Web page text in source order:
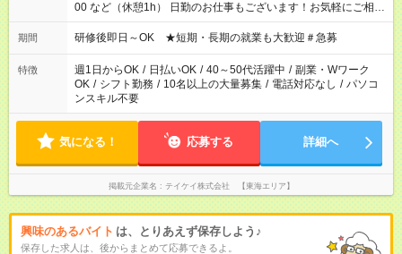
00 など（休憩1h） 日勤のお仕事もございます！お気軽にご相談
ください！
期間 研修後即日～OK ★短期・長期の就業も大歓迎＃急募
特徴 週1日からOK / 日払いOK / 40～50代活躍中 / 副業・Wワーク
OK / シフト勤務 / 10名以上の大量募集 / 電話対応なし / パソコ
ンスキル不要
気になる！ 応募する 詳細へ
掲載元企業名 テイケイ株式会社 【東海エリア】
興味のあるバイト は、とりあえず保存しよう♪
保存した求人は、後からまとめて応募できるよ。